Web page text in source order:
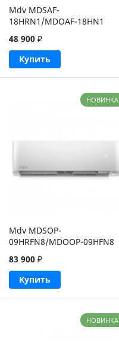
Mdv MDSAF-
18HRN1/MDOAF-18HN1
48 900 ₽
Купить
НОВИНКА
Mdv MDSOP-
09HRFN8/MDOOP-09HFN8
83 900 ₽
Купить
НОВИНКА